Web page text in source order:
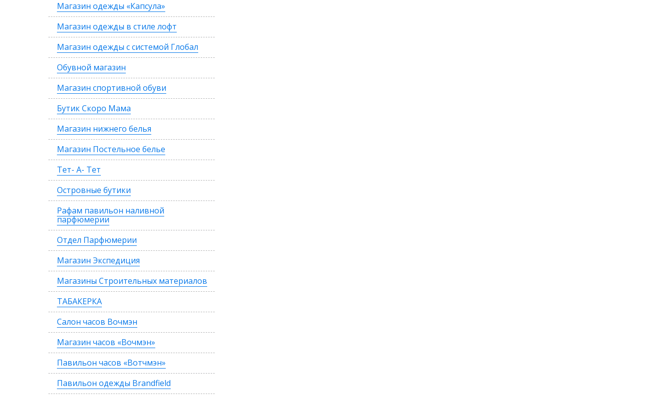
Магазин одежды «Капсула»
Магазин одежды в стиле лофт
Магазин одежды с системой Глобал
Обувной магазин
Магазин спортивной обуви
Бутик Скоро Мама
Магазин нижнего белья
Магазин Постельное белье
Тет- А- Тет
Островные бутики
Рафам павильон наливной
парфюмерии
Отдел Парфюмерии
Магазин Экспедиция
Магазины Строительных материалов
ТАБАКЕРКА
Салон часов Вочмэн
Магазин часов «Вочмэн»
Павильон часов «Вотчмэн»
Павильон одежды Brandfield